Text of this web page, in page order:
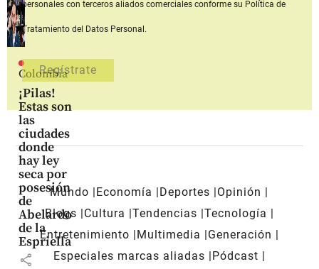
Colombia
¡Pilas!
Estas son
las
ciudades
donde
hay ley
seca por
posesión
de
Abelardo
de la
Espriella
share
personales con terceros aliados comerciales conforme su Política de
Tratamiento del Datos Personal.
Mundo Economía Deportes
Opinión
Blogs
Cultura Tendencias Tecnología
Entretenimiento
Multimedia
Generación
Especiales marcas aliadas
Pódcast